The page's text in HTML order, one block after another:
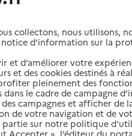
à domicile
de Gartempe
et services autour de
collectons, nous utilisons,
d’information sur la
et d’améliorer votre
et des cookies destinés à
pleinement des
dans le cadre de campagne
campagnes et afficher de
de votre navigation et de
partie sur notre politique